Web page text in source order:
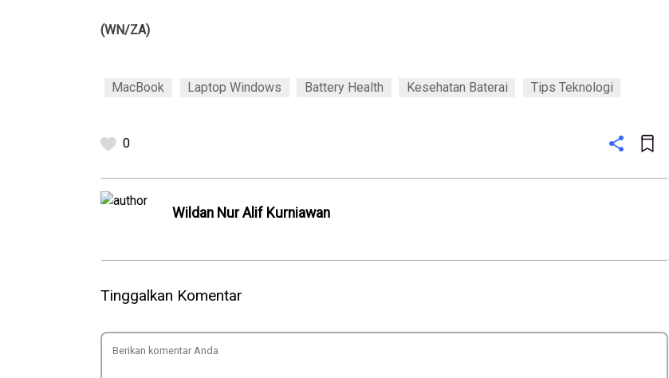
(WN/ZA)
MacBook Laptop Windows Battery Health Kesehatan Baterai Tips Teknologi
0
Wildan Nur Alif Kurniawan
Tinggalkan Komentar